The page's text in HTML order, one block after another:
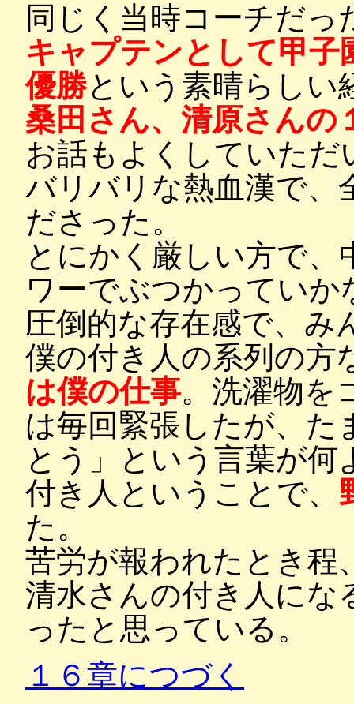
同じく当時コーチだっ
キャプテンとして甲子
優勝という素晴らしい
桑田さん、清原さんの
お話もよくしていただ
バリバリな熱血漢で、
ださった。
とにかく厳しい方で
ワーでぶつかってい
圧倒的な存在感で、み
僕の付き人の系列の方
は僕の仕事。洗濯物を
は毎回緊張したが、た
とう」という言葉が
付き人ということで、
た。
苦労が報われたとき程
清水さんの付き人にな
ったと思っている。
１６章につづく